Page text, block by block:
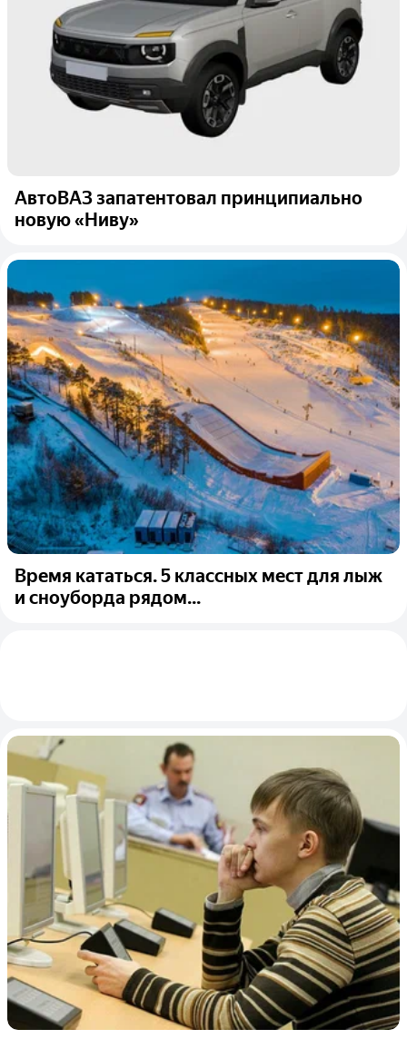
АвтоВАЗ запатентовал принципиально
новую «Ниву»
Время кататься. 5 классных мест для лыж
и сноуборда рядом...